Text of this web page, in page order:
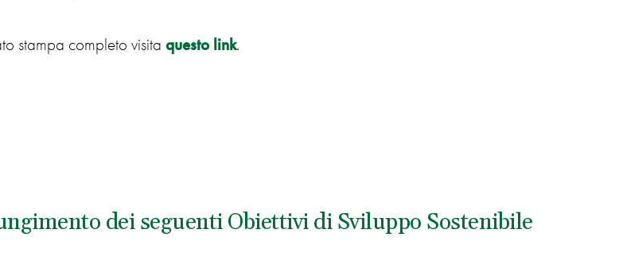
stampa completo visita questo link.
dei seguenti Obiettivi di Sviluppo Sostenibile